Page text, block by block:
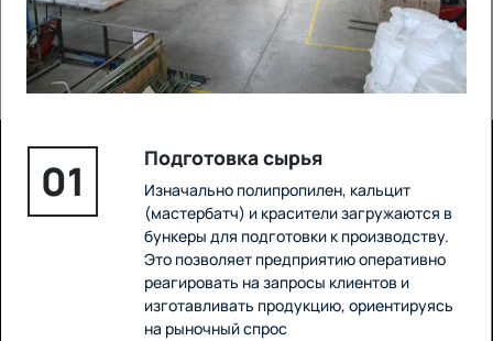
01 Подготовка сырья
Изначально полипропилен, кальцит
(мастербатч) и красители загружаются в
бункеры для подготовки к производству.
Это позволяет предприятию оперативно
реагировать на запросы клиентов и
изготавливать продукцию, ориентируясь
на рыночный спрос